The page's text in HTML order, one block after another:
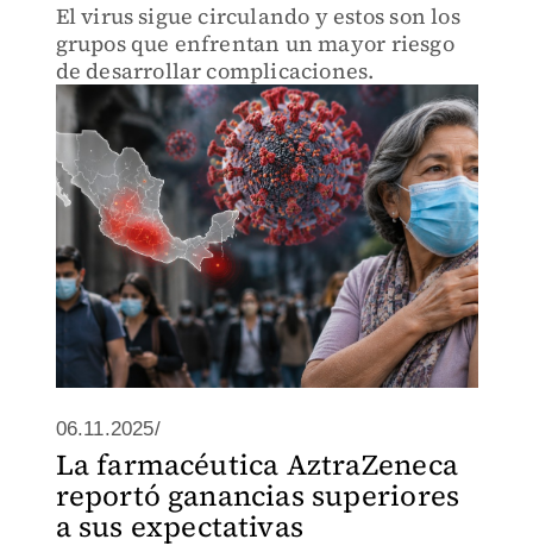
El virus sigue circulando y estos son los
grupos que enfrentan un mayor riesgo
de desarrollar complicaciones.
06.11.2025/
La farmacéutica AztraZeneca
reportó ganancias superiores
a sus expectativas